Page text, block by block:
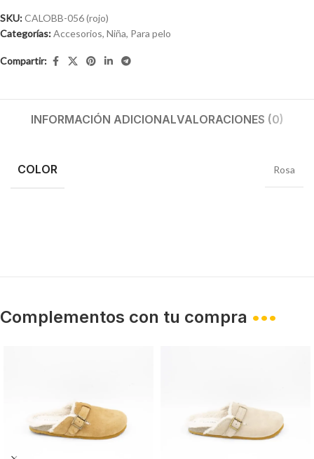
SKU:CALOBB-056 (rojo)
Categorías:Accesorios, Niña, Para pelo
Compartir:
INFORMACIÓN ADICIONALVALORACIONES (0)
COLOR Rosa
Complementos con tu compra •••